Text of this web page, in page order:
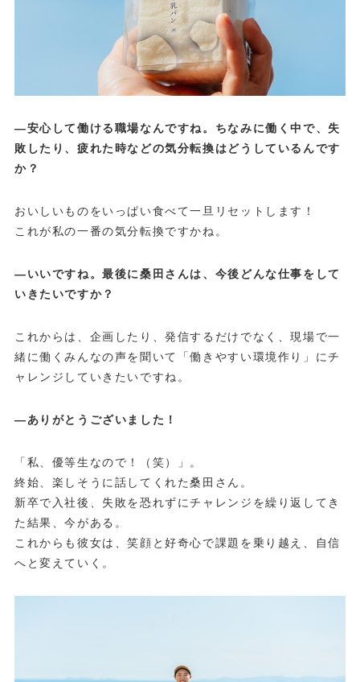
—安心して働ける職場なんですね。ちなみに働く中で、失
敗したり、疲れた時などの気分転換はどうしているんです
か？
おいしいものをいっぱい食べて一旦リセットします！
これが私の一番の気分転換ですかね。
—いいですね。最後に桑田さんは、今後どんな仕事をして
いきたいですか？
これからは、企画したり、発信するだけでなく、現場で一
緒に働くみんなの声を聞いて「働きやすい環境作り」にチ
ャレンジしていきたいですね。
—ありがとうございました！
「私、優等生なので！（笑）」。
終始、楽しそうに話してくれた桑田さん。
新卒で入社後、失敗を恐れずにチャレンジを繰り返してき
た結果、今がある。
これからも彼女は、笑顔と好奇心で課題を乗り越え、自信
へと変えていく。